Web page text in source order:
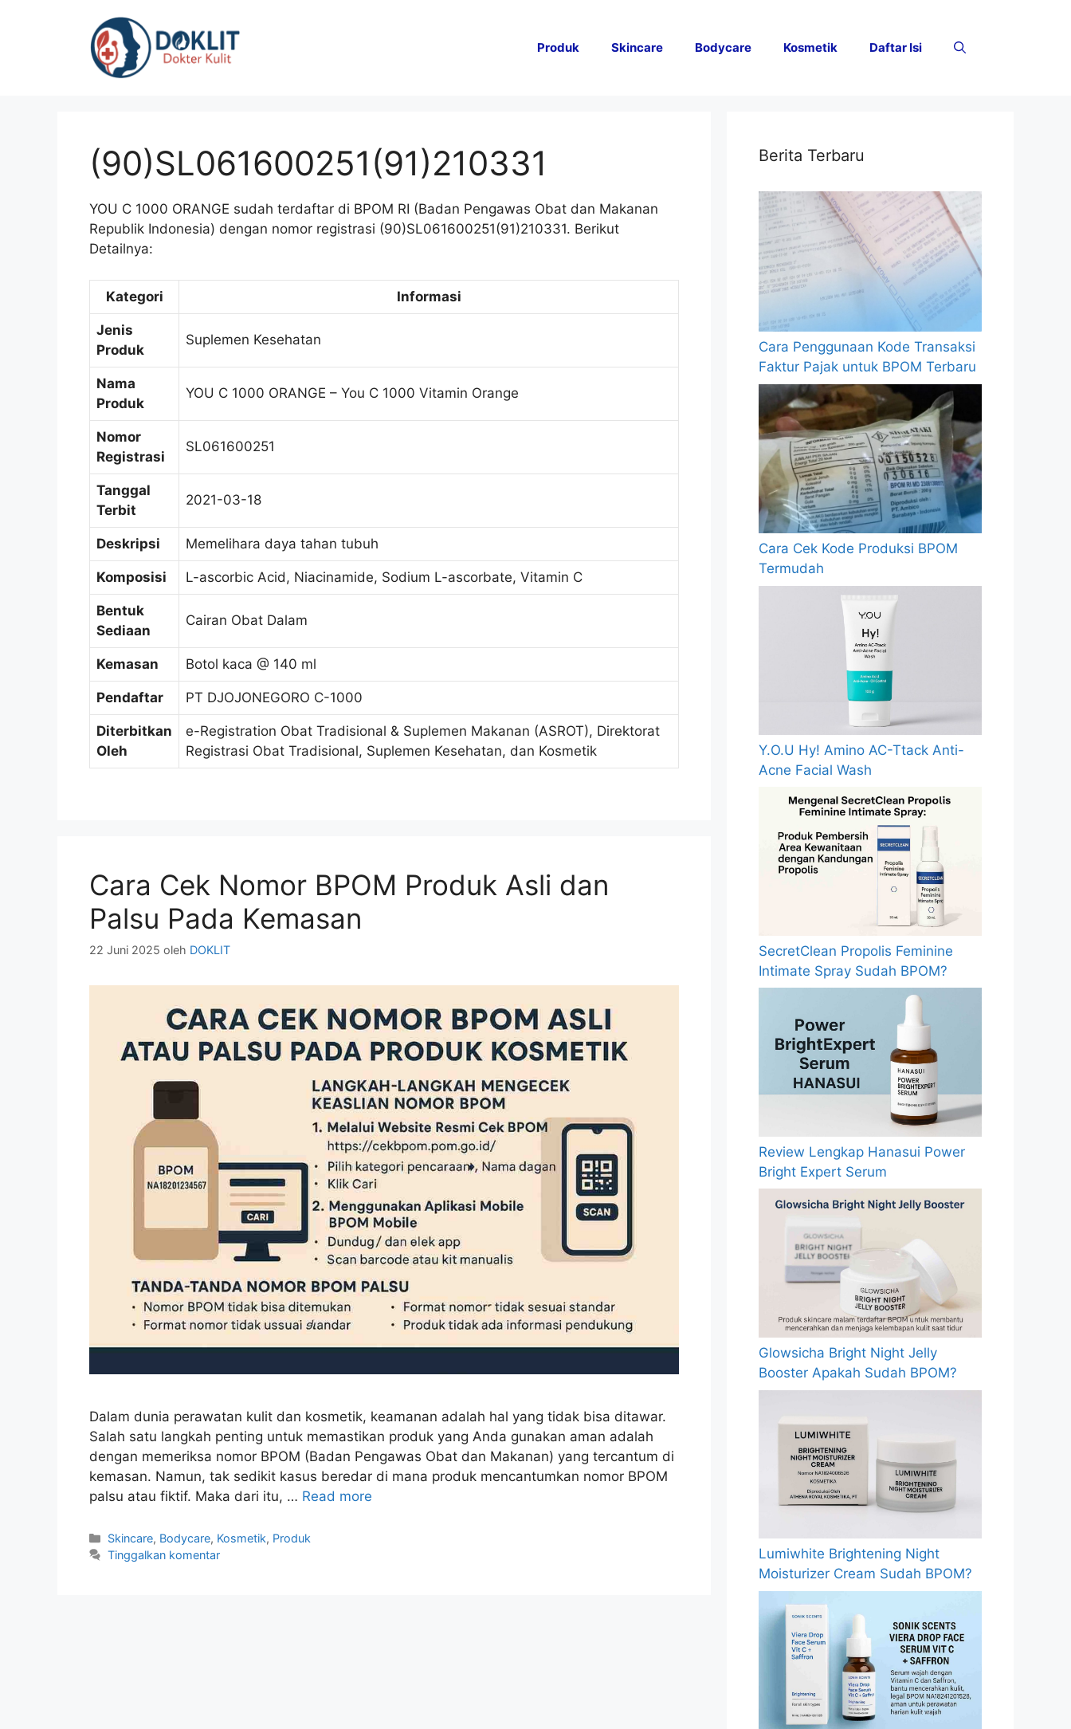
Produk Skincare Bodycare Kosmetik Daftar Isi
(90)SL061600251(91)210331
YOU C 1000 ORANGE sudah terdaftar di BPOM RI (Badan Pengawas Obat dan Makanan
Republik Indonesia) dengan nomor registrasi (90)SL061600251(91)210331. Berikut
Detailnya:
Kategori Informasi
Jenis
Produk
Suplemen Kesehatan
Nama
Produk
YOU C 1000 ORANGE – You C 1000 Vitamin Orange
Nomor
Registrasi
SL061600251
Tanggal
Terbit
2021-03-18
Deskripsi Memelihara daya tahan tubuh
Komposisi L-ascorbic Acid, Niacinamide, Sodium L-ascorbate, Vitamin C
Bentuk
Sediaan
Cairan Obat Dalam
Kemasan Botol kaca @ 140 ml
Pendaftar PT DJOJONEGORO C-1000
Diterbitkan
Oleh
e-Registration Obat Tradisional & Suplemen Makanan (ASROT), Direktorat
Registrasi Obat Tradisional, Suplemen Kesehatan, dan Kosmetik
Cara Cek Nomor BPOM Produk Asli dan
Palsu Pada Kemasan
22 Juni 2025 oleh DOKLIT
Dalam dunia perawatan kulit dan kosmetik, keamanan adalah hal yang tidak bisa ditawar.
Salah satu langkah penting untuk memastikan produk yang Anda gunakan aman adalah
dengan memeriksa nomor BPOM (Badan Pengawas Obat dan Makanan) yang tercantum di
kemasan. Namun, tak sedikit kasus beredar di mana produk mencantumkan nomor BPOM
palsu atau fiktif. Maka dari itu, … Read more
Kategori
Skincare, Bodycare, Kosmetik, Produk
Tinggalkan komentar
Berita Terbaru
Cara Penggunaan Kode Transaksi
Faktur Pajak untuk BPOM Terbaru
Cara Cek Kode Produksi BPOM
Termudah
Y.O.U Hy! Amino AC-Ttack Anti-
Acne Facial Wash
SecretClean Propolis Feminine
Intimate Spray Sudah BPOM?
Review Lengkap Hanasui Power
Bright Expert Serum
Glowsicha Bright Night Jelly
Booster Apakah Sudah BPOM?
Lumiwhite Brightening Night
Moisturizer Cream Sudah BPOM?